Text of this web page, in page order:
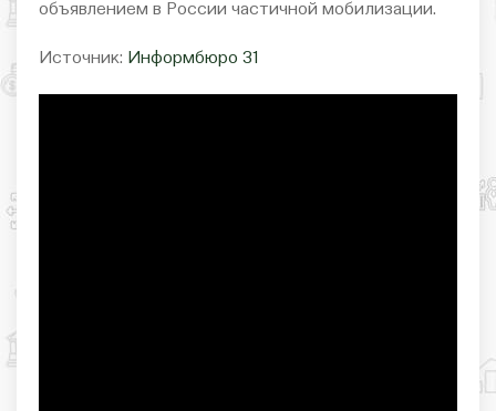
объявлением в России частичной мобилизации.
Источник: Информбюро 31